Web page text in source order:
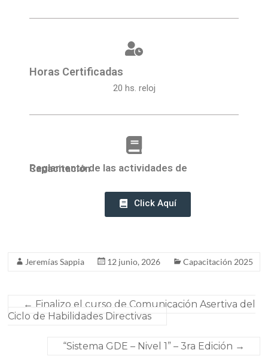
Horas Certificadas
20 hs. reloj
Reglamento de las actividades de Capacitación
Click Aquí
Jeremías Sappia 12 junio, 2026 Capacitación 2025
← Finalizo el curso de Comunicación Asertiva del
Ciclo de Habilidades Directivas
“Sistema GDE – Nivel 1” – 3ra Edición →